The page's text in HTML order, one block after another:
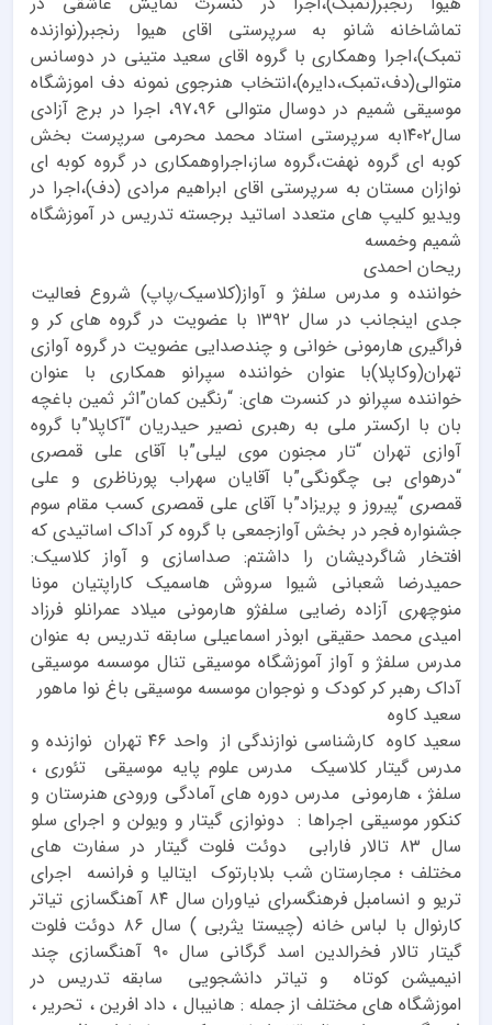
تماشاخانه شانو به سرپرستی اقای هیوا رنجبر(نوازنده
تمبک)،اجرا وهمکاری با گروه اقای سعید متینی در دوسانس
متوالی(دف،تمبک،دایره)،انتخاب هنرجوی نمونه دف اموزشگاه
موسیقی شمیم در دوسال متوالی ۹۷،۹۶، اجرا در برج آزادی
سال۱۴۰۲به سرپرستی استاد محمد محرمی سرپرست بخش
کوبه ای گروه نهفت،گروه ساز،اجراوهمکاری در گروه کوبه ای
نوازان مستان به سرپرستی اقای ابراهیم مرادی (دف)،اجرا در
ویدیو کلیپ های متعدد اساتید برجسته تدریس در آموزشگاه
شمیم وخمسه
ریحان احمدی
خواننده و‌ مدرس سلفژ و آواز(کلاسیک٫پاپ) شروع فعالیت
جدی اینجانب در سال ۱۳۹۲ با عضویت در گروه های کر و
فراگیری هارمونی خوانی و چندصدایی عضویت در گروه آوازی
تهران(وکاپلا)با عنوان خواننده سپرانو همکاری با عنوان
خواننده سپرانو در کنسرت های: “رنگین کمان”اثر ثمین باغچه
بان با ارکستر ملی به رهبری نصیر حیدریان “آکاپلا”با گروه
آوازی تهران “تار مجنون موی لیلی”با آقای علی قمصری
“درهوای بی چگونگی”با آقایان سهراب پورناظری و علی
قمصری “پیروز و پریزاد”با آقای علی قمصری کسب مقام سوم
جشنواره فجر در بخش آوازجمعی با گروه کر آداک اساتیدی که
افتخار شاگردیشان را داشتم: صداسازی و آواز کلاسیک:
حمیدرضا شعبانی شیوا سروش هاسمیک کاراپتیان مونا
منوچهری آزاده رضایی سلفژو هارمونی میلاد عمرانلو فرزاد
امیدی محمد حقیقی ابوذر اسماعیلی سابقه تدریس به عنوان
مدرس سلفژ و آواز آموزشگاه موسیقی تنال موسسه موسیقی
آداک رهبر کر کودک و نوجوان موسسه موسیقی باغ نوا ماهور
سعید کاوه
سعید کاوه کارشناسی نوازندگی از واحد ۴۶ تهران نوازنده و
مدرس گیتار کلاسیک مدرس علوم پایه موسیقی تئوری ،
سلفژ ، هارمونی مدرس دوره های آمادگی ورودی هنرستان و
کنکور موسیقی اجراها : دونوازی گیتار و ویولن و اجرای سلو
سال ۸۳ تالار فارابی دوئت فلوت گیتار در سفارت های
مختلف ؛ مجارستان شب بلابارتوک ایتالیا و فرانسه اجرای
تریو و انسامبل فرهنگسرای نیاوران سال ۸۴ آهنگسازی تیاتر
کارنوال با لباس خانه (چیستا یثربی ) سال ۸۶ دوئت فلوت
گیتار تالار فخرالدین اسد گرگانی سال ۹۰ آهنگسازی چند
انیمیشن کوتاه و تیاتر دانشجویی سابقه تدریس در
اموزشگاه های مختلف از جمله : هانیبال ، داد افرین ، تحریر ،